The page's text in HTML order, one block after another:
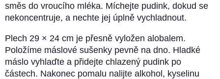
směs do vroucího mléka. Míchejte pudink, dokud se
nekoncentruje, a nechte jej úplně vychladnout.
Plech 29 × 24 cm je přesně vyložen alobalem.
Položíme máslové sušenky pevně na dno. Hladké
máslo vyhlaďte a přidejte chlazený pudink po
částech. Nakonec pomalu nalijte alkohol, kyselinu